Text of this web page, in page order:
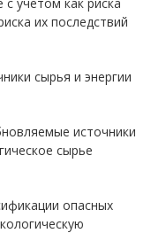
их последствий
сырья и энергии
источники
сырье
опасных